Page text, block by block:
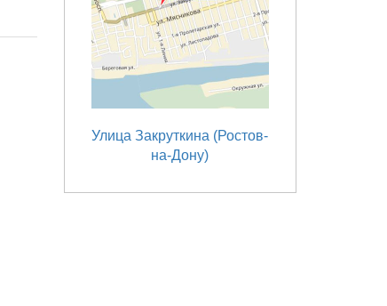
Улица Закруткина (Ростов-
на-Дону)